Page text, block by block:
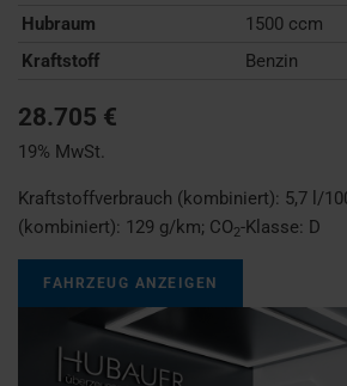
Hubraum
1500 ccm
Kraftstoff
Benzin
28.705 €
19% MwSt.
Kraftstoffverbrauch (kombiniert): 5,7 l/
(kombiniert): 129 g/km; CO2-Klasse: D
FAHRZEUG ANZEIGEN